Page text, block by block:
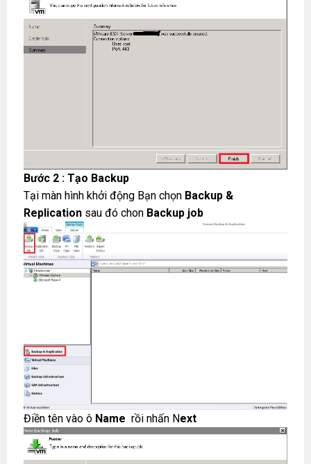
Bước 2 : Tạo Backup
Tại màn hình khởi động Bạn chọn Backup &
Replication sau đó chon Backup job
Điền tên vào ô Name rồi nhấn Next